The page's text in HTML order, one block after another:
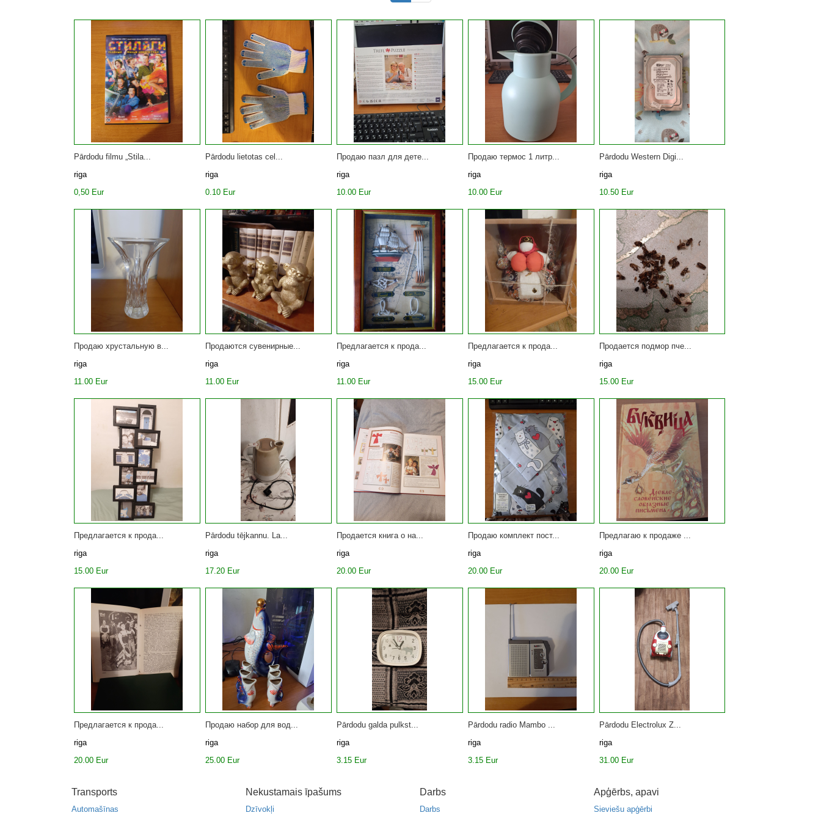
Pārdodu filmu „Stila...
riga
0,50 Eur
Pārdodu lietotas cel...
riga
0.10 Eur
Продаю пазл для дете...
riga
10.00 Eur
Продаю термос 1 литр...
riga
10.00 Eur
Pārdodu Western Digi...
riga
10.50 Eur
Продаю хрустальную в...
riga
11.00 Eur
Продаются сувенирные...
riga
11.00 Eur
Предлагается к прода...
riga
11.00 Eur
Предлагается к прода...
riga
15.00 Eur
Продается подмор пче...
riga
15.00 Eur
Предлагается к прода...
riga
15.00 Eur
Pārdodu tējkannu. La...
riga
17.20 Eur
Продается книга о на...
riga
20.00 Eur
Продаю комплект пост...
riga
20.00 Eur
Предлагаю к продаже ...
riga
20.00 Eur
Предлагается к прода...
riga
20.00 Eur
Продаю набор для вод...
riga
25.00 Eur
Pārdodu galda pulkst...
riga
3.15 Eur
Pārdodu radio Mambo ...
riga
3.15 Eur
Pārdodu Electrolux Z...
riga
31.00 Eur
Transports
Automašīnas
Nekustamais īpašums
Dzīvokļi
Darbs
Darbs
Apģērbs, apavi
Sieviešu apģērbi